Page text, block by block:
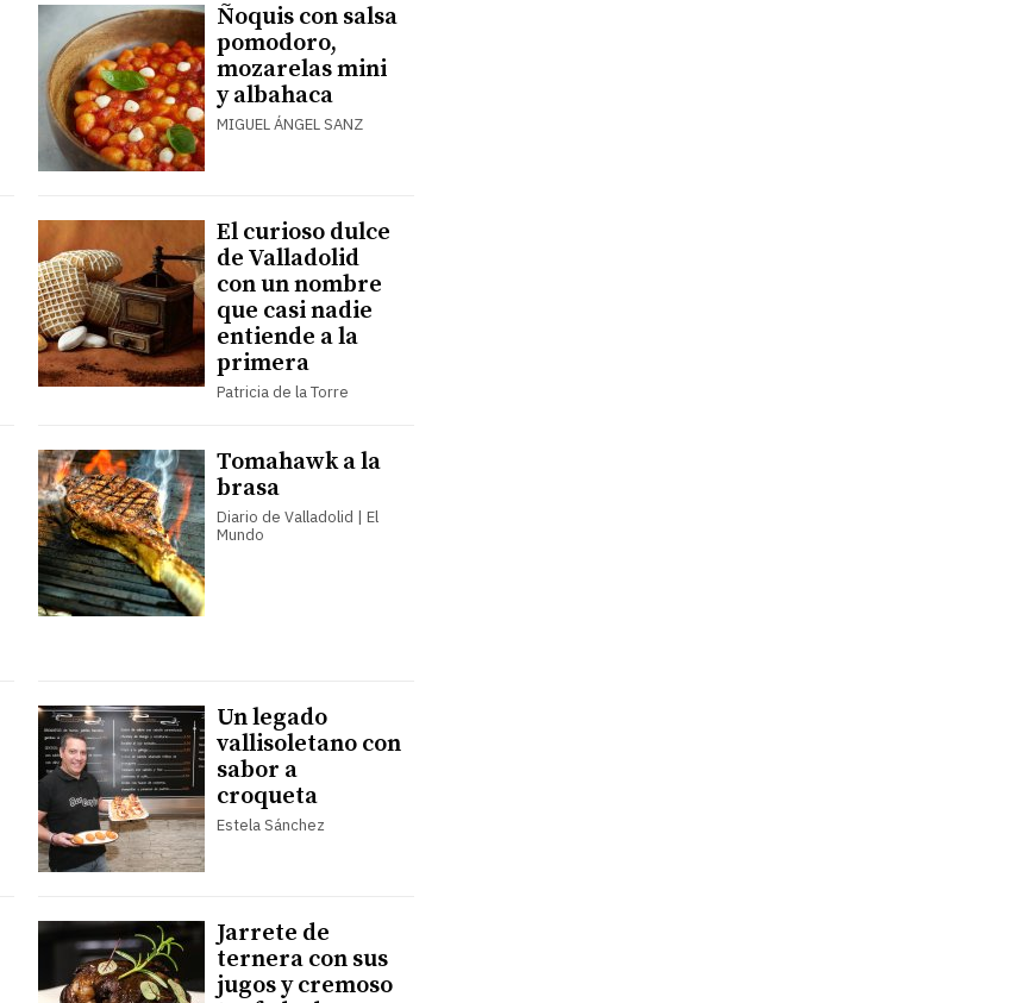
Ñoquis con salsa
pomodoro,
mozarelas mini
y albahaca
MIGUEL ÁNGEL SANZ
El curioso dulce
de Valladolid
con un nombre
que casi nadie
entiende a la
primera
Patricia de la Torre
Tomahawk a la
brasa
Diario de Valladolid | El
Mundo
Un legado
vallisoletano con
sabor a
croqueta
Estela Sánchez
Jarrete de
ternera con sus
jugos y cremoso